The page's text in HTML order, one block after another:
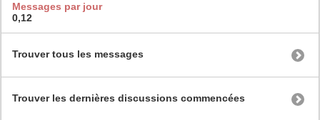
Messages par jour
0,12
Trouver tous les messages
Trouver les dernières discussions commencées